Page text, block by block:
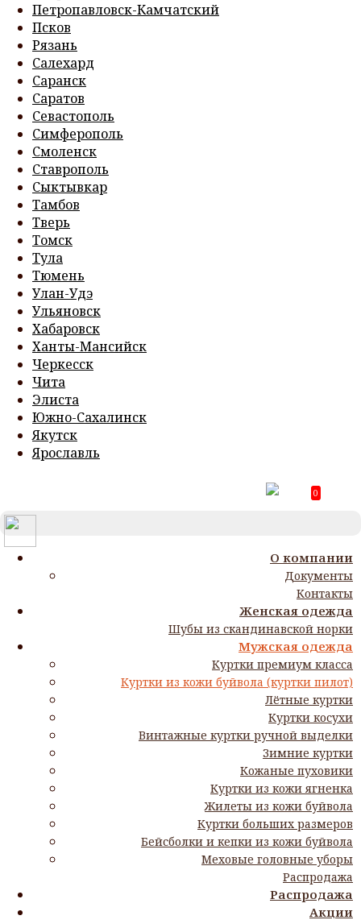
Петропавловск-Камчатский
Псков
Рязань
Салехард
Саранск
Саратов
Севастополь
Симферополь
Смоленск
Ставрополь
Сыктывкар
Тамбов
Тверь
Томск
Тула
Тюмень
Улан-Удэ
Ульяновск
Хабаровск
Ханты-Мансийск
Черкесск
Чита
Элиста
Южно-Сахалинск
Якутск
Ярославль
0
О компании
Документы
Контакты
Женская одежда
Шубы из скандинавской норки
Мужская одежда
Куртки премиум класса
Куртки из кожи буйвола (куртки пилот)
Лётные куртки
Куртки косухи
Винтажные куртки ручной выделки
Зимние куртки
Кожаные пуховики
Куртки из кожи ягненка
Жилеты из кожи буйвола
Куртки больших размеров
Бейсболки и кепки из кожи буйвола
Меховые головные уборы
Распродажа
Распродажа
Акции
Куртки из кожи буйвола (куртки пилот)
Кожаная куртка Megapolis 3 в
Благовещенске
Материал: кожа буйвола;
Цвет: темно-коричневый;
Размер: 44-66;
Аксессуары: боковые, нагрудные и внутренние
карманы;
Комплектация: возможен вариант с подстежкой и
меховым воротником (цена заказа увеличивается на
4 000 руб.);
Доставка и оплата: